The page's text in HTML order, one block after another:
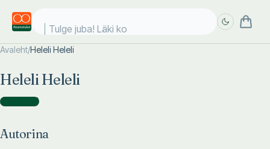
Tulge juba! Läki koo
Avaleht/Heleli Heleli
Heleli Heleli
Autorina )
Autorina